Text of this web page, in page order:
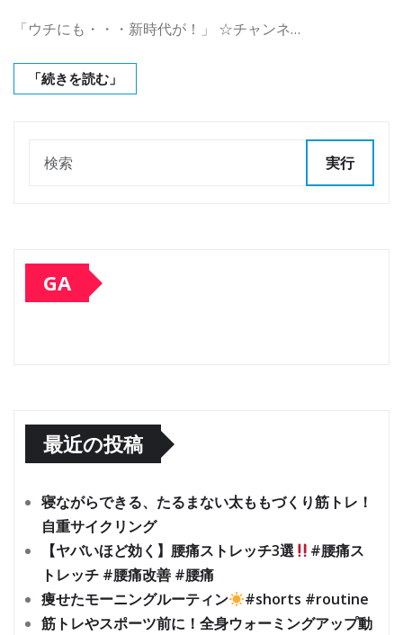
「ウチにも・・・新時代が！」 ☆チャンネ…
「続きを読む」
実行
GA
最近の投稿
寝ながらできる、たるまない太ももづくり筋トレ！
自重サイクリング
【ヤバいほど効く】腰痛ストレッチ3選
#腰痛ス
トレッチ #腰痛改善 #腰痛
痩せたモーニングルーティン
#shorts #routine
筋トレやスポーツ前に！全身ウォーミングアップ動